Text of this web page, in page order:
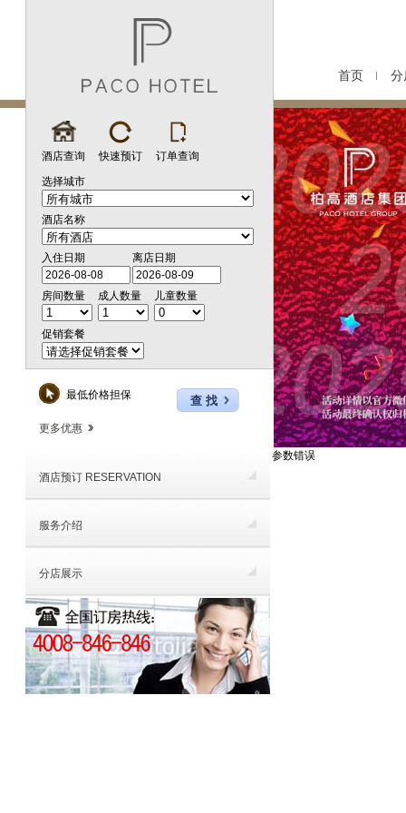
首页 分
酒店查询 快速预订
订单查询
选择城市
酒店名称
入住日期 离店日期
房间数量 成人数量 儿童数量
促销套餐
最低价格担保
更多优惠
酒店预订 RESERVATION
服务介绍
分店展示
参数错误